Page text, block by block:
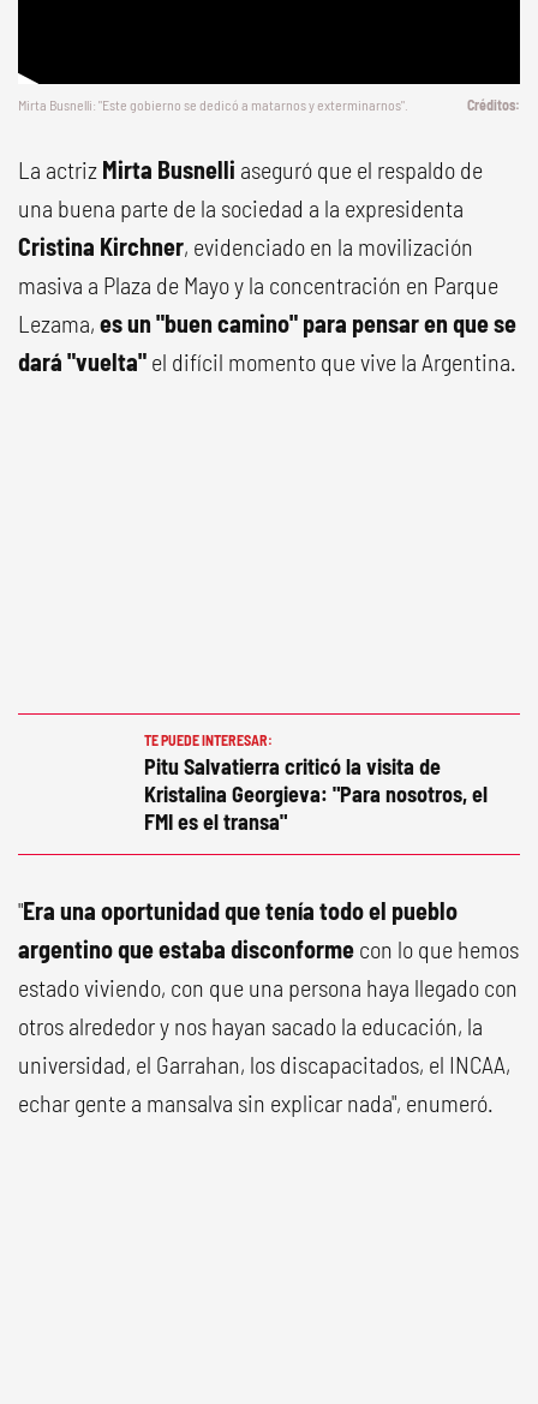
Mirta Busnelli: "Este gobierno se dedicó a matarnos y exterminarnos".
La actriz Mirta Busnelli aseguró que el respaldo de
una buena parte de la sociedad a la expresidenta
Cristina Kirchner, evidenciado en la movilización
masiva a Plaza de Mayo y la concentración en Parque
Lezama, es un "buen camino" para pensar en que se
dará "vuelta" el difícil momento que vive la Argentina.
TE PUEDE INTERESAR:
Pitu Salvatierra criticó la visita de
Kristalina Georgieva: "Para nosotros, el
FMI es el transa"
"Era una oportunidad que tenía todo el pueblo
argentino que estaba disconforme con lo que hemos
estado viviendo, con que una persona haya llegado con
otros alrededor y nos hayan sacado la educación, la
universidad, el Garrahan, los discapacitados, el INCAA,
echar gente a mansalva sin explicar nada", enumeró.